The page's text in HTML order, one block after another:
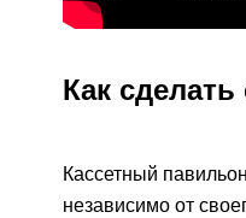
Как
Кассетный
независимо от